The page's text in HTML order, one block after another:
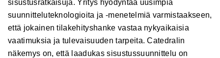
sisustusratkaisuja. Yritys hyödyntää uusimpia
suunnitteluteknologioita ja -menetelmiä varmistaakseen,
että jokainen tilakehityshanke vastaa nykyaikaisia
vaatimuksia ja tulevaisuuden tarpeita. Catedralin
näkemys on, että laadukas sisustussuunnittelu on